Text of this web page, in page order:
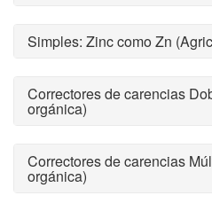
Simples: Zinc como Zn
Correctores de carencias
orgánica)
Correctores de carencias
orgánica)